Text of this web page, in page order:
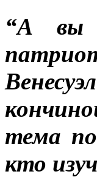
“А вы
тема
кто